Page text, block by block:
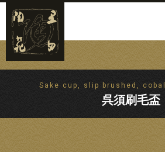
Sake cup, slip brushed,
呉須刷毛盃